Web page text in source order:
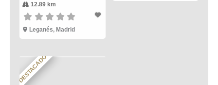
12.89 km
Leganés, Madrid
DESTACADO